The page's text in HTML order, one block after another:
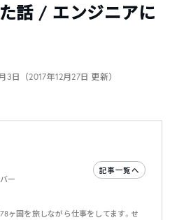
話 / エンジニアに
3日（2017年12月27日 更新）
ー
記事一覧へ
ヶ国を旅しながら仕事をしてます。せ